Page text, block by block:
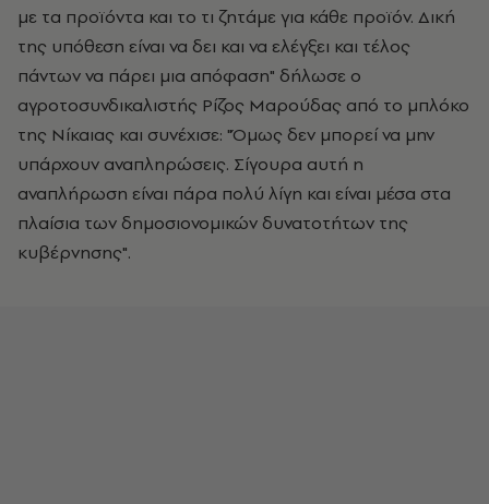
με τα προϊόντα και το τι ζητάμε για κάθε προϊόν. Δική
της υπόθεση είναι να δει και να ελέγξει και τέλος
πάντων να πάρει μια απόφαση" δήλωσε ο
αγροτοσυνδικαλιστής Ρίζος Μαρούδας από το μπλόκο
της Νίκαιας και συνέχισε: "Όμως δεν μπορεί να μην
υπάρχουν αναπληρώσεις. Σίγουρα αυτή η
αναπλήρωση είναι πάρα πολύ λίγη και είναι μέσα στα
πλαίσια των δημοσιονομικών δυνατοτήτων της
κυβέρνησης".